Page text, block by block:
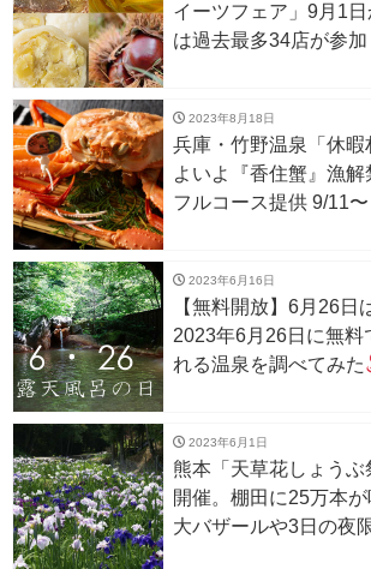
イーツフェア」9月1
は過去最多34店が参
2023年8月18日
兵庫・竹野温泉「休暇
よいよ『香住蟹』漁解
フルコース提供 9/11〜
2023年6月16日
【無料開放】6月26日
2023年6月26日に無料
れる温泉を調べてみた
2023年6月1日
熊本「天草花しょうぶ
開催。棚田に25万本
大バザールや3日の夜